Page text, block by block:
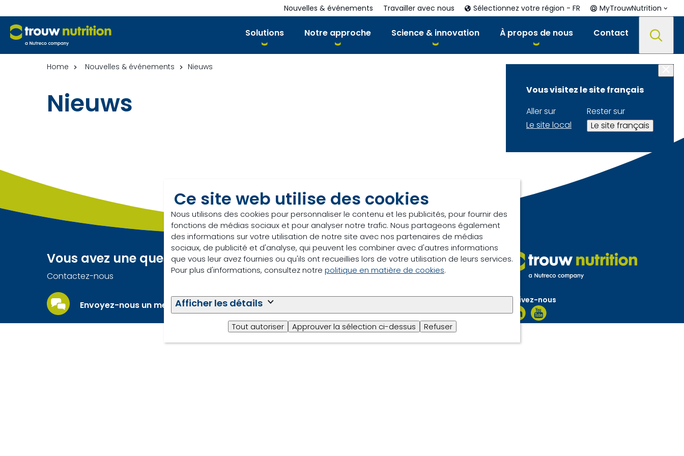
Ce site web utilise des cookies
Nous utilisons des cookies pour personnaliser le contenu et les publicités, pour fournir des
fonctions de médias sociaux et pour analyser notre trafic. Nous partageons également
des informations sur votre utilisation de notre site avec nos partenaires de médias
sociaux, de publicité et d'analyse, qui peuvent les combiner avec d'autres informations
que vous leur avez fournies ou qu'ils ont recueillies lors de votre utilisation de leurs services.
Pour plus d'informations, consultez notre politique en matière de cookies.
Afficher les détails
Tout autoriser Approuver la sélection ci-dessus Refuser
Solutions Notre approche Science & innovation À propos de nous Contact
Nouvelles & événements Travailler avec nous Sélectionnez votre région - FR MyTrouwNutrition
Vous visitez le site français
Aller sur
Le site local
Rester sur
Le site français
Home Nouvelles & événements Nieuws
Nieuws
Vous avez une question ?
Contactez-nous
Envoyez-nous un message Suivez-nous
© Trouw Nutrition Informations juridiques Politique relative aux cookies